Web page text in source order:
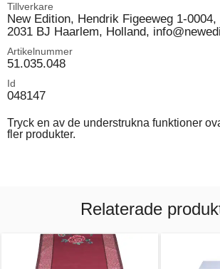
Tillverkare
New Edition, Hendrik Figeeweg 1-0004,
2031 BJ Haarlem, Holland,
Artikelnummer
51.035.048
Id
048147
Tryck en av de understrukna funktioner
fler produkter.
Relaterade